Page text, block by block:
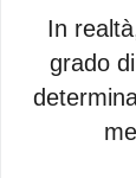
In
grado